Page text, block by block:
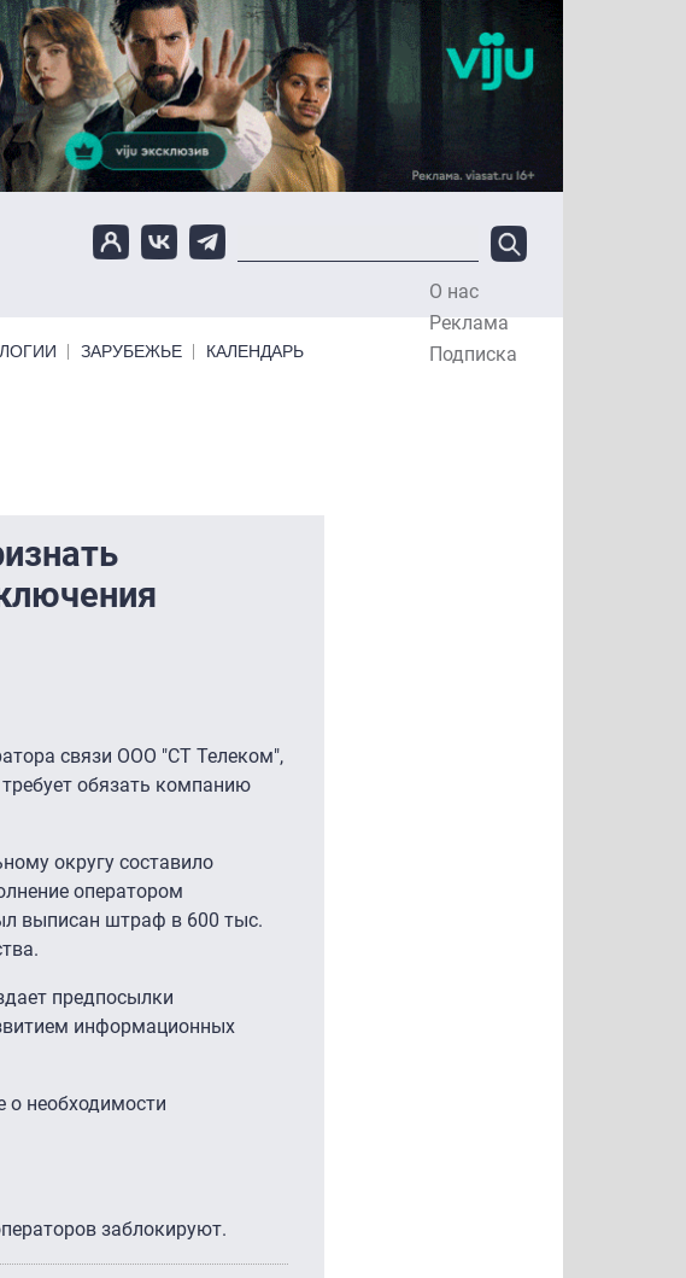
О нас
Реклама
Подписка
ЗАРУБЕЖЬЕ КАЛЕНДАРЬ
связи ООО "СТ Телеком",
обязать компанию
округу составило
оператором
выписан штраф в 600 тыс.
предпосылки
информационных
о необходимости
заблокируют.